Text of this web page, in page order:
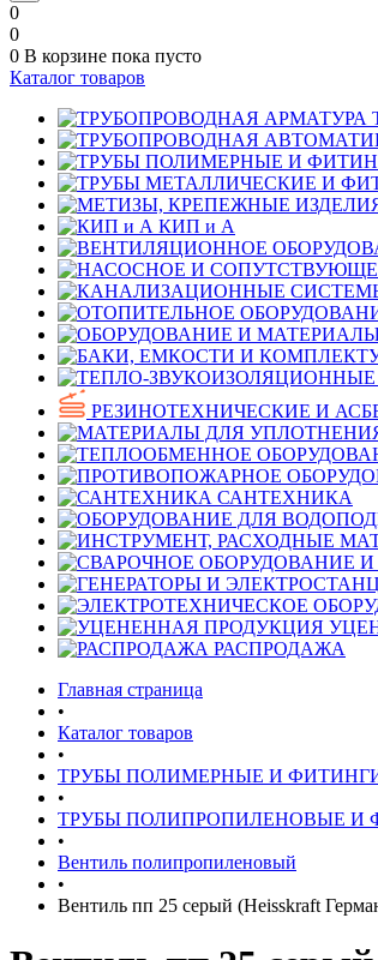
0
0
0 В корзине пока пусто
Каталог товаров
КИП и А
РЕЗИНОТЕХНИЧЕСКИЕ И
САНТЕХНИКА
РАСПРОДАЖА
Главная страница
•
Каталог товаров
•
ТРУБЫ ПОЛИМЕРНЫЕ И
•
ТРУБЫ ПОЛИПРОПИЛЕНОВЫЕ И
•
Вентиль полипропиленовый
•
Вентиль пп 25 серый (Heisskraft